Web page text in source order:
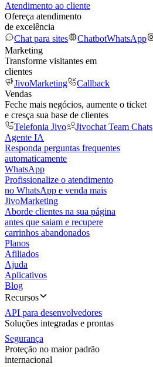
Atendimento ao cliente
Ofereça atendimento
de excelência
Chat para sites
ChatbotWhatsApp
Marketing
Transforme visitantes em
clientes
JivoMarketing
Callback
Vendas
Feche mais negócios, aumente o ticket
e cresça sua base de clientes
Telefonia Jivo
Jivochat Team Chats
Agente IA
Responda perguntas frequentes
automaticamente
WhatsApp
Profissionalize o atendimento
no WhatsApp e venda mais
JivoMarketing
Aborde clientes na sua página
antes que saiam e recupere
carrinhos abandonados
Planos
Afiliados
Ajuda
Aplicativos
Blog
Recursos
API para desenvolvedores
Soluções integradas e prontas
Segurança
Proteção no maior padrão
internacional